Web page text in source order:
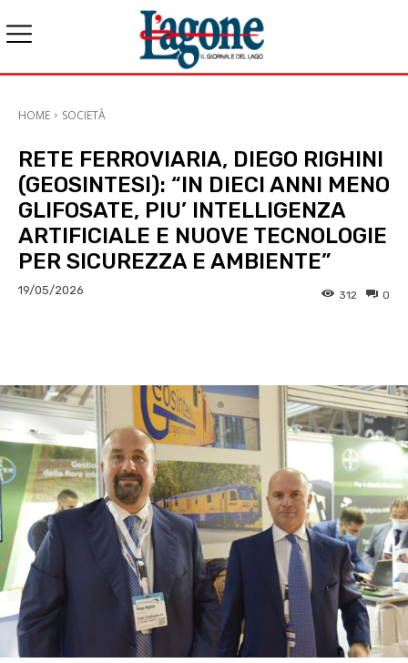
HOME SOCIETÀ
RETE FERROVIARIA, DIEGO RIGHINI
(GEOSINTESI): “IN DIECI ANNI MENO
GLIFOSATE, PIU’ INTELLIGENZA
ARTIFICIALE E NUOVE TECNOLOGIE
PER SICUREZZA E AMBIENTE”
19/05/2026 0
312